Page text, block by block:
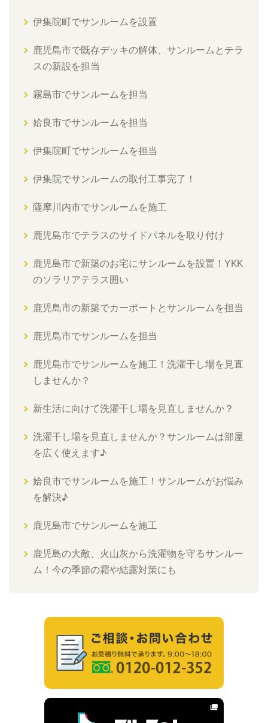
伊集院町でサンルームを設置
鹿児島市で既存デッキの解体、サンルームとテラ
スの新設を担当
霧島市でサンルームを担当
姶良市でサンルームを担当
伊集院町でサンルームを担当
伊集院でサンルームの取付工事完了！
薩摩川内市でサンルームを施工
鹿児島市でテラスのサイドパネルを取り付け
鹿児島市で新築のお宅にサンルームを設置！YKK
のソラリアテラス囲い
鹿児島市の新築でカーポートとサンルームを担当
鹿児島市でサンルームを担当
鹿児島市でサンルームを施工！洗濯干し場を見直
しませんか？
新生活に向けて洗濯干し場を見直しませんか？
洗濯干し場を見直しませんか？サンルームは部屋
を広く使えます♪
姶良市でサンルームを施工！サンルームがお悩み
を解決♪
鹿児島市でサンルームを施工
鹿児島の大敵、火山灰から洗濯物を守るサンルー
ム！今の季節の霜や結露対策にも